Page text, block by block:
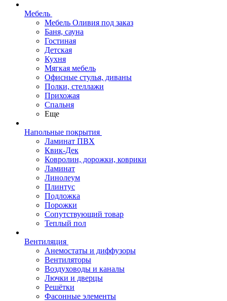
Мебель
Мебель Оливия под заказ
Баня, сауна
Гостиная
Детская
Кухня
Мягкая мебель
Офисные стулья, диваны
Полки, стеллажи
Прихожая
Спальня
Еще
Напольные покрытия
Ламинат ПВХ
Квик-Дек
Ковролин, дорожки, коврики
Ламинат
Линолеум
Плинтус
Подложка
Порожки
Сопутствующий товар
Теплый пол
Вентиляция
Анемостаты и диффузоры
Вентиляторы
Воздуховоды и каналы
Лючки и дверцы
Решётки
Фасонные элементы